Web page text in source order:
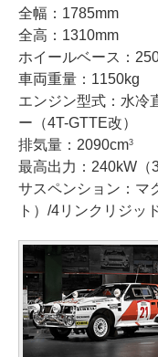
全幅：1785mm
全高：1310mm
ホイールベース：
車両重量：1150kg
エンジン型式：水冷
ー（4T-GTTE改）
排気量：2090cm3
最高出力：240kW（
サスペンション：マ
ト）/4リンクリジッ